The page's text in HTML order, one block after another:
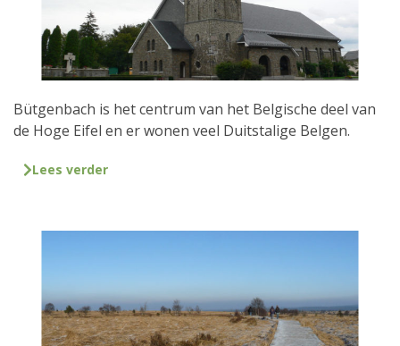
Bütgenbach is het centrum van het Belgische deel van
de Hoge Eifel en er wonen veel Duitstalige Belgen.
Lees verder